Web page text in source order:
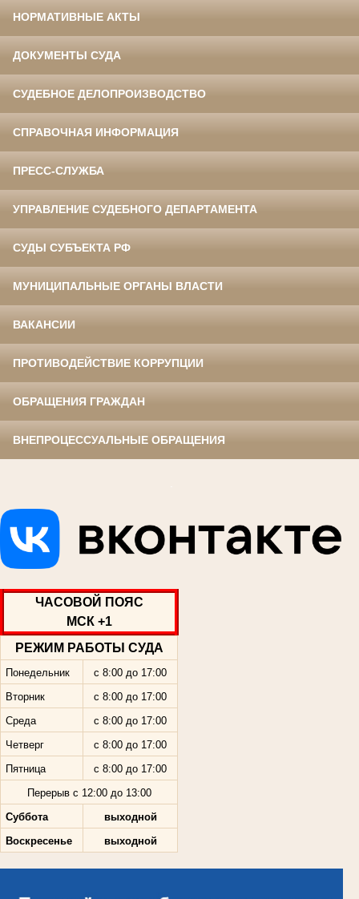
НОРМАТИВНЫЕ АКТЫ
ДОКУМЕНТЫ СУДА
СУДЕБНОЕ ДЕЛОПРОИЗВОДСТВО
СПРАВОЧНАЯ ИНФОРМАЦИЯ
ПРЕСС-СЛУЖБА
УПРАВЛЕНИЕ СУДЕБНОГО ДЕПАРТАМЕНТА
СУДЫ СУБЪЕКТА РФ
МУНИЦИПАЛЬНЫЕ ОРГАНЫ ВЛАСТИ
ВАКАНСИИ
ПРОТИВОДЕЙСТВИЕ КОРРУПЦИИ
ОБРАЩЕНИЯ ГРАЖДАН
ВНЕПРОЦЕССУАЛЬНЫЕ ОБРАЩЕНИЯ
ЧАСОВОЙ ПОЯС
МСК +1
РЕЖИМ РАБОТЫ СУДА
Понедельник
с 8:00 до 17:00
Вторник
с 8:00 до 17:00
Среда
с 8:00 до 17:00
Четверг
с 8:00 до 17:00
Пятница
с 8:00 до 17:00
Перерыв с 12:00 до 13:00
Суббота
выходной
Воскресенье
выходной